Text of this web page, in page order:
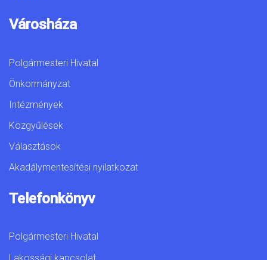
Városháza
Polgármesteri Hivatal
Önkormányzat
Intézmények
Közgyűlések
Választások
Akadálymentesítési nyilatkozat
Telefonkönyv
Polgármesteri Hivatal
Lakossági kapcsolat